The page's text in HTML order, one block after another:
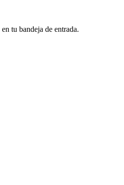
tu bandeja de entrada.